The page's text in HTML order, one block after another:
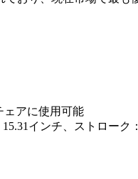
ェアに使用可能
インチ、ストローク